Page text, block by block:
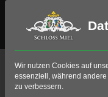
Wir nutzen Cookies auf
essenziell, während
zu verbessern.